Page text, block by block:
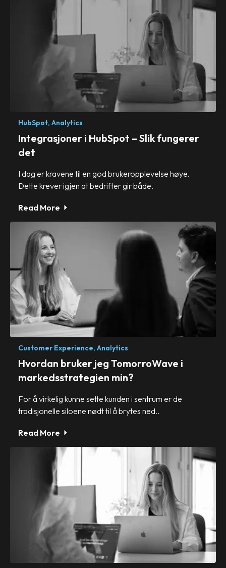
HubSpot, Analytics
Integrasjoner i HubSpot – Slik fungerer
det
I dag er kravene til en god brukeropplevelse høye.
Dette krever igjen at bedrifter gir både.
Read More
Customer Experience, Analytics
Hvordan bruker jeg TomorroWave i
markedsstrategien min?
For å virkelig kunne sette kunden i sentrum er de
tradisjonelle siloene nødt til å brytes ned..
Read More